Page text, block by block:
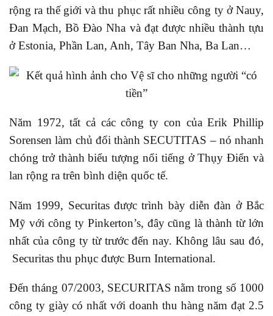
rộng ra thế giới và thu phục rất nhiều công ty ở Nauy,
Đan Mạch, Bồ Đào Nha và đạt được nhiều thành tựu
ở Estonia, Phần Lan, Anh, Tây Ban Nha, Ba Lan…
Năm 1972, tất cả các công ty con của Erik Phillip
Sorensen làm chủ đổi thành SECUTITAS – nó nhanh
chóng trở thành biểu tượng nổi tiếng ở Thụy Điển và
lan rộng ra trên bình diện quốc tế.
Năm 1999, Securitas được trình bày diễn đàn ở Bắc
Mỹ với công ty Pinkerton’s, đây cũng là thành từ lớn
nhất của công ty từ trước đến nay. Không lâu sau đó,
Securitas thu phục được Burn International.
Đến tháng 07/2003, SECURITAS nằm trong số 1000
công ty giày có nhất với doanh thu hàng năm đạt 2.5